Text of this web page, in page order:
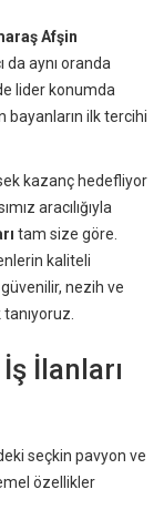
Afşin
da aynı oranda
lider konumda
bayanların ilk tercihi
kazanç hedefliyor
aracılığıyla
tam size göre.
kaliteli
nezih ve
İlanları
seçkin pavyon ve
özellikler